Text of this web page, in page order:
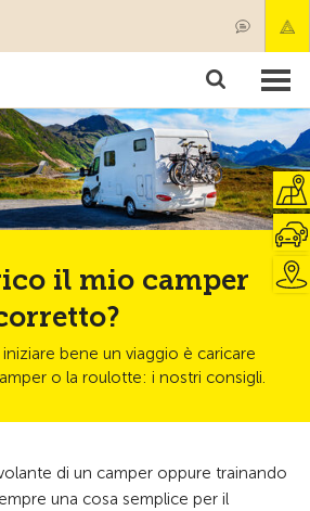
il mio camper
bene un viaggio è caricare
o la roulotte: i nostri consigli.
di un camper oppure trainando
una cosa semplice per il